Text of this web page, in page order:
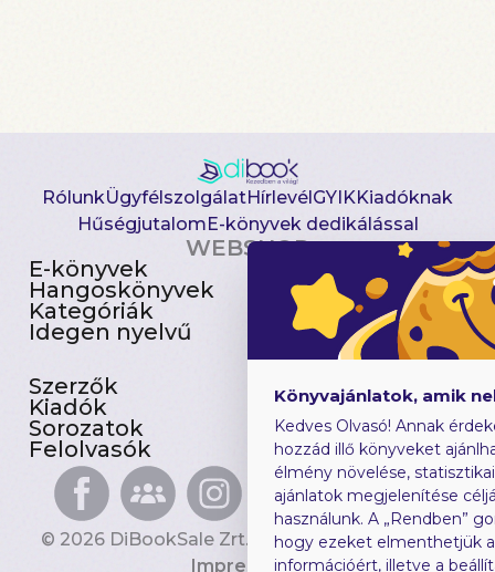
RólunkÜgyfélszolgálatHírlevélGYIKKiadóknak
HűségjutalomE-könyvek dedikálással
WEBSHOP
E-könyvek
Hangoskönyvek
Kategóriák
Idegen nyelvű
Csomagajánlatok
Akciósak
Előjegyezhetők
Újdonságok
Szerzők
Kiadók
Sorozatok
Felolvasók
Gyerekkönyvek
Heti toplista
Ajándékutalvány
Blog
© 2026 DiBookSale Zrt. Minden jog fenntartva.
Impresszum
Könyvajánlatok, amik
Kedves Olvasó! Annak
hozzád illő könyveket
élmény növelése,
ajánlatok megjelenítése
használunk. A „Rendben”
hogy ezeket elmenthetjük
információért, illetve a